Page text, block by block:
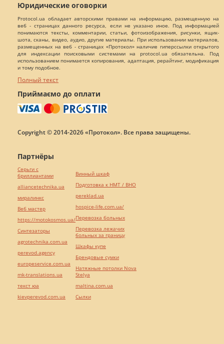
Юридические оговорки
Protocol.ua обладает авторскими правами на информацию, размещенную на
веб - страницах данного ресурса, если не указано иное. Под информацией
понимаются тексты, комментарии, статьи, фотоизображения, рисунки, ящик-
шота, сканы, видео, аудио, другие материалы. При использовании материалов,
размещенных на веб - страницах «Протокол» наличие гиперссылки открытого
для индексации поисковыми системами на protocol.ua обязательна. Под
использованием понимается копирования, адаптация, рерайтинг, модификация
и тому подобное.
Полный текст
Приймаємо до оплати
Copyright © 2014-2026 «Протокол». Все права защищены.
Партнёры
Серьги с
бриллиантами
alliancetechnika.ua
миралинкс
Веб мастер
https://motokosmos.ua/
Синтезаторы
agrotechnika.com.ua
perevod.agency
europeservice.com.ua
mk-translations.ua
текст юа
kievperevod.com.ua
Винный шкаф
Подготовка к НМТ / ВНО
pereklad.ua
hospice-life.com.ua/
Перевозка больных
Перевозка лежачих
больных за границу
Шкафы купе
Брендовые сумки
Натяжные потолки Nova
Stelya
maltina.com.ua
Cылки